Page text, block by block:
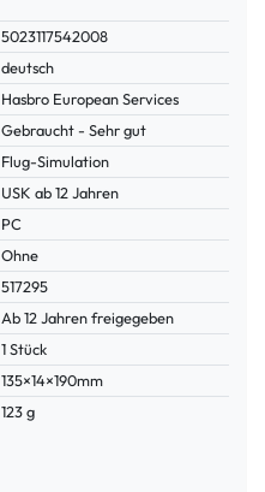
5023117542008
deutsch
Hasbro European Services
Gebraucht - Sehr gut
Flug-Simulation
USK ab 12 Jahren
PC
Ohne
517295
Ab 12 Jahren freigegeben
1 Stück
135×14×190mm
123 g